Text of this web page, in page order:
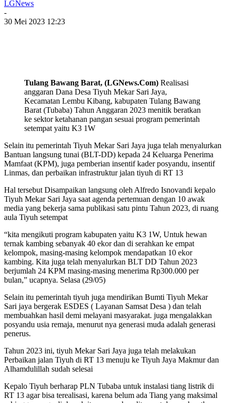
LGNews
-
30 Mei 2023 12:23
Tulang Bawang Barat, (LGNews.Com) Realisasi
anggaran Dana Desa Tiyuh Mekar Sari Jaya,
Kecamatan Lembu Kibang, kabupaten Tulang Bawang
Barat (Tubaba) Tahun Anggaran 2023 menitik beratkan
ke sektor ketahanan pangan sesuai program pemerintah
setempat yaitu K3 1W
Selain itu pemerintah Tiyuh Mekar Sari Jaya juga telah menyalurkan
Bantuan langsung tunai (BLT-DD) kepada 24 Keluarga Penerima
Mamfaat (KPM), juga pemberian insentif kader posyandu, insentif
Linmas, dan perbaikan infrastruktur jalan tiyuh di RT 13
Hal tersebut Disampaikan langsung oleh Alfredo Isnovandi kepalo
Tiyuh Mekar Sari Jaya saat agenda pertemuan dengan 10 awak
media yang bekerja sama publikasi satu pintu Tahun 2023, di ruang
aula Tiyuh setempat
“kita mengikuti program kabupaten yaitu K3 1W, Untuk hewan
ternak kambing sebanyak 40 ekor dan di serahkan ke empat
kelompok, masing-masing kelompok mendapatkan 10 ekor
kambing. Kita juga telah menyalurkan BLT DD Tahun 2023
berjumlah 24 KPM masing-masing menerima Rp300.000 per
bulan,” ucapnya. Selasa (29/05)
Selain itu pemerintah tiyuh juga mendirikan Bumti Tiyuh Mekar
Sari jaya bergerak ESDES ( Layanan Samsat Desa ) dan telah
membuahkan hasil demi melayani masyarakat. juga mengalakkan
posyandu usia remaja, menurut nya generasi muda adalah generasi
penerus.
Tahun 2023 ini, tiyuh Mekar Sari Jaya juga telah melakukan
Perbaikan jalan Tiyuh di RT 13 menuju ke Tiyuh Jaya Makmur dan
Alhamdulillah sudah selesai
Kepalo Tiyuh berharap PLN Tubaba untuk instalasi tiang listrik di
RT 13 agar bisa terealisasi, karena belum ada Tiang yang maksimal